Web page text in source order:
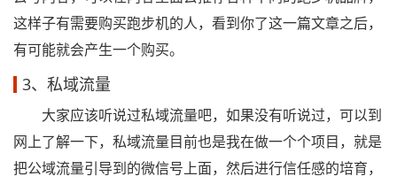
这样子有需要购买跑步机的人，看到你了这一篇文章之后，
有可能就会产生一个购买。
3、私域流量
大家应该听说过私域流量吧，如果没有听说过，可以到
网上了解一下，私域流量目前也是我在做一个个项目，就是
把公域流量引导到的微信号上面，然后进行信任感的培育，